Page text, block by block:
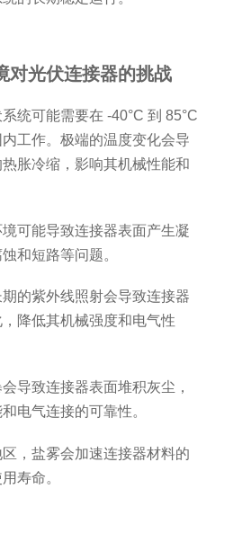
对光伏连接器的挑战
统可能需要在 -40°C 到 85°C
工作。极端的温度变化会导
胀冷缩，影响其机械性能和
可能导致连接器表面产生凝
和短路等问题。
的紫外线照射会导致连接器
降低其机械强度和电气性
导致连接器表面堆积灰尘，
电气连接的可靠性。
，盐雾会加速连接器材料的
寿命。